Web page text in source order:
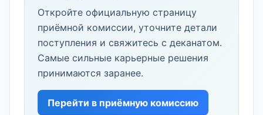
Откройте официальную страницу
приёмной комиссии, уточните детали
поступления и свяжитесь с деканатом.
Самые сильные карьерные решения
принимаются заранее.
Перейти в приёмную комиссию